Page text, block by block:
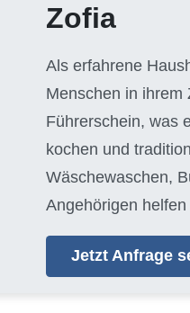
Zofia
Als erfahrene
Menschen in ihrem
Führerschein, was
kochen und
Wäschewaschen,
Angehörigen helfen
Jetzt Anfrage